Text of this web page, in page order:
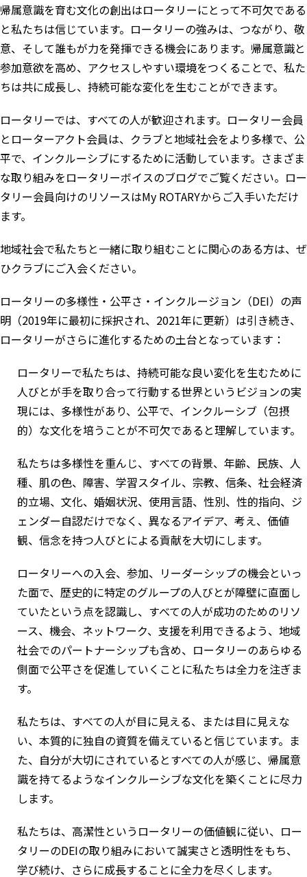
帰属意識を育む文化の創出はロータリーにとって不可欠である
と私たちは信じています。ロータリーの強みは、つながり、敬
意、そして誰もが力を発揮できる機会にあります。帰属意識と
参加意欲を高め、アクセスしやすい環境をつくることで、私た
ちは共に成長し、持続可能な変化を生むことができます。
ロータリーでは、すべての人が歓迎されます。ロータリー会員
とローターアクト会員は、クラブと地域社会をより多様で、公
平で、インクルーシブにするために活動しています。さまざま
な取り組みをロータリーボイスのブログでご覧ください。ロー
タリー会員向けのリソースはMy ROTARYからご入手いただけ
ます。
地域社会で私たちと一緒に取り組むことに関心のある方は、ぜ
ひクラブにご入会ください。
ロータリーの多様性・公平さ・インクルージョン（DEI）の声
明（2019年に最初に採択され、2021年に更新）は引き続き、
ロータリーがさらに進化するための土台となっています：
ロータリーで私たちは、持続可能な良い変化を生むために
人びとが手を取り合って行動する世界というビジョンの実
現には、多様性があり、公平で、インクルーシブ（包摂
的）な文化を培うことが不可欠であると理解しています。
私たちは多様性を重んじ、すべての背景、年齢、民族、人
種、肌の色、障害、学習スタイル、宗教、信条、社会経済
的立場、文化、婚姻状況、使用言語、性別、性的指向、ジ
ェンダー自認だけでなく、異なるアイデア、考え、価値
観、信念を持つ人びとによる貢献を大切にします。
ロータリーへの入会、参加、リーダーシップの機会といっ
た面で、歴史的に特定のグループの人びとが障壁に直面し
ていたという点を認識し、すべての人が成功のためのリソ
ース、機会、ネットワーク、支援を利用できるよう、地域
社会でのパートナーシップも含め、ロータリーのあらゆる
側面で公平さを促進していくことに私たちは全力を注ぎま
す。
私たちは、すべての人が目に見える、または目に見えな
い、本質的に独自の資質を備えていると信じています。ま
た、自分が大切にされているとすべての人が感じ、帰属意
識を持てるようなインクルーシブな文化を築くことに尽力
します。
私たちは、高潔性というロータリーの価値観に従い、ロー
タリーのDEIの取り組みにおいて誠実さと透明性をもち、
学び続け、さらに成長することに全力を尽くします。